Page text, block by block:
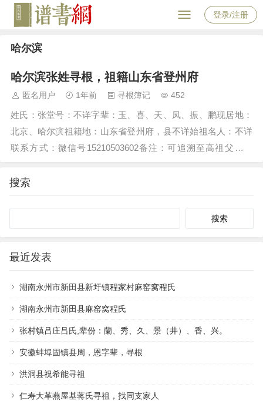
登录/注册
哈尔滨
哈尔滨张姓寻根，祖籍山东省登州府
匿名用户 1年前 寻根簿记 452
姓氏：张堂号：不详字辈：玉、喜、天、凤、振、鹏现居地：
北京、哈尔滨祖籍地：山东省登州府，县不详始祖名人：不详
联系方式：微信号15210503602备注：可追溯至高祖父张玉
（现为哈尔滨市香坊区平安村），1900年参军，两年多后返
乡，辈分依次为玉、喜…
搜索
最近发表
湖南永州市新田县新圩镇程家村麻窑窝程氏
湖南永州市新田县麻窑窝程氏
张村镇吕庄吕氏,辈份：蘭、秀、久、景（井）、香、兴。
安徽蚌埠固镇县周，恩字辈，寻根
洪洞县祝希能寻祖
仁寿大革燕屋基蒋氏寻祖，找同支家人